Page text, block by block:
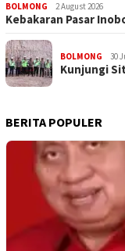
BOLMONG 2 August 2026
Kebakaran Pasar
BOLMONG 30
Kunjungi
BERITA POPULER